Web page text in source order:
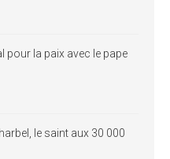
pour la paix avec le pape
le saint aux 30 000